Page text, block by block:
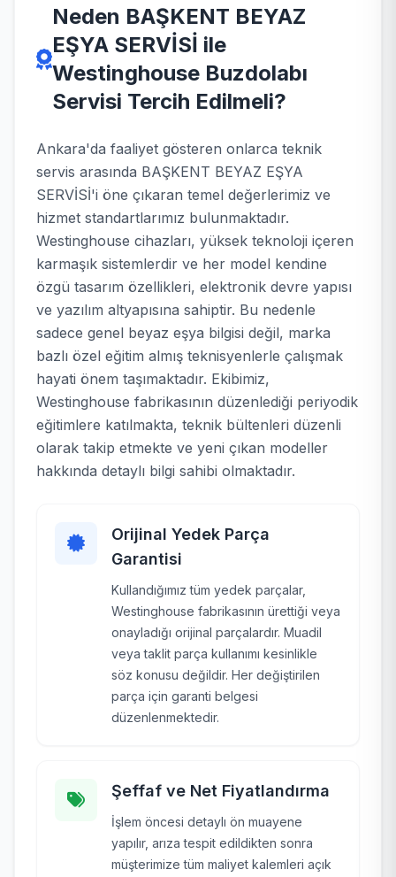
Neden BAŞKENT BEYAZ
EŞYA SERVİSİ ile
Westinghouse Buzdolabı
Servisi Tercih Edilmeli?
Ankara'da faaliyet gösteren onlarca teknik
servis arasında BAŞKENT BEYAZ EŞYA
SERVİSİ'i öne çıkaran temel değerlerimiz ve
hizmet standartlarımız bulunmaktadır.
Westinghouse cihazları, yüksek teknoloji içeren
karmaşık sistemlerdir ve her model kendine
özgü tasarım özellikleri, elektronik devre yapısı
ve yazılım altyapısına sahiptir. Bu nedenle
sadece genel beyaz eşya bilgisi değil, marka
bazlı özel eğitim almış teknisyenlerle çalışmak
hayati önem taşımaktadır. Ekibimiz,
Westinghouse fabrikasının düzenlediği periyodik
eğitimlere katılmakta, teknik bültenleri düzenli
olarak takip etmekte ve yeni çıkan modeller
hakkında detaylı bilgi sahibi olmaktadır.
Orijinal Yedek Parça
Garantisi
Kullandığımız tüm yedek parçalar,
Westinghouse fabrikasının ürettiği veya
onayladığı orijinal parçalardır. Muadil
veya taklit parça kullanımı kesinlikle
söz konusu değildir. Her değiştirilen
parça için garanti belgesi
düzenlenmektedir.
Şeffaf ve Net Fiyatlandırma
İşlem öncesi detaylı ön muayene
yapılır, arıza tespit edildikten sonra
müşterimize tüm maliyet kalemleri açık